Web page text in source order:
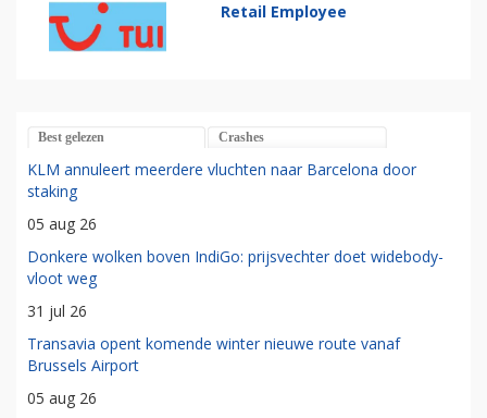
Retail Employee
Best gelezen Crashes
KLM annuleert meerdere vluchten naar Barcelona door
staking
05 aug 26
Donkere wolken boven IndiGo: prijsvechter doet widebody-
vloot weg
31 jul 26
Transavia opent komende winter nieuwe route vanaf
Brussels Airport
05 aug 26